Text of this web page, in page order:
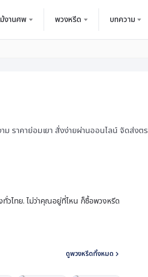
งานศพ พวงหรีด บทความ
ราคาย่อมเยา สั่งง่ายผ่านออนไลน์ จัดส่งตร
วไทย. ไม่ว่าคุณอยู่ที่ไหน ก็ซื้อพวงหรีด
ดูพวงหรีดทั้งหมด